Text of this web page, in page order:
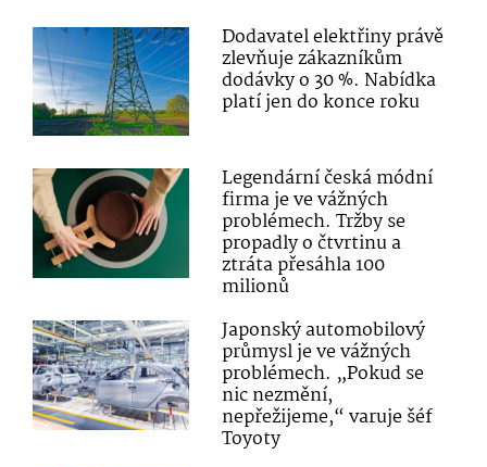
Dodavatel elektřiny právě
zlevňuje zákazníkům
dodávky o 30 %. Nabídka
platí jen do konce roku
Legendární česká módní
firma je ve vážných
problémech. Tržby se
propadly o čtvrtinu a
ztráta přesáhla 100
milionů
Japonský automobilový
průmysl je ve vážných
problémech. „Pokud se
nic nezmění,
nepřežijeme,“ varuje šéf
Toyoty